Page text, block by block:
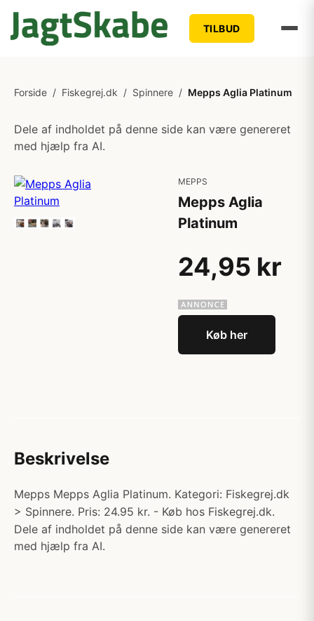
TILBUD
Forside / Fiskegrej.dk / Spinnere / Mepps Aglia Platinum
Dele af indholdet på denne side kan være genereret
med hjælp fra AI.
MEPPS
Mepps Aglia
Platinum
24,95 kr
Køb her
Beskrivelse
Mepps Mepps Aglia Platinum. Kategori: Fiskegrej.dk
> Spinnere. Pris: 24.95 kr. - Køb hos Fiskegrej.dk.
Dele af indholdet på denne side kan være genereret
med hjælp fra AI.